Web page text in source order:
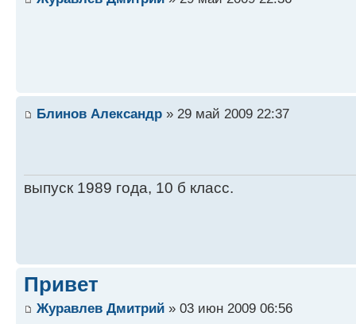
Блинов Александр » 29 май 2009 22:37
выпуск 1989 года, 10 б класс.
Привет
Журавлев Дмитрий » 03 июн 2009 06:56